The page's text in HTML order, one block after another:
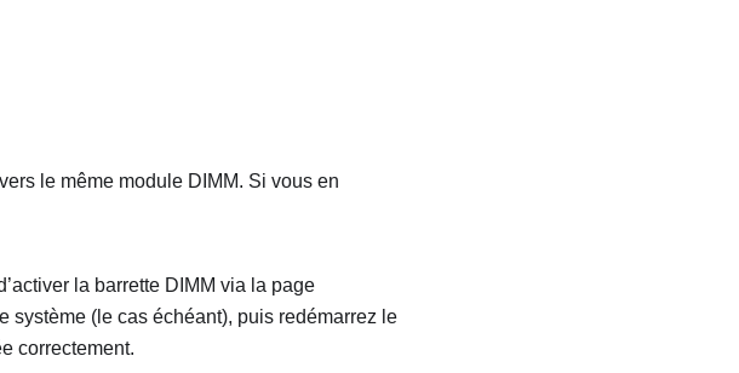
le même module DIMM. Si vous en
la barrette DIMM via la page
système (le cas échéant), puis redémarrez le
correctement.